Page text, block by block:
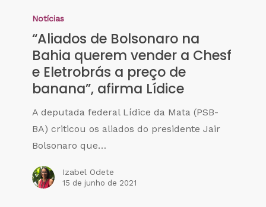
Notícias
“Aliados de Bolsonaro na
Bahia querem vender a Chesf
e Eletrobrás a preço de
banana”, afirma Lídice
A deputada federal Lídice da Mata (PSB-
BA) criticou os aliados do presidente Jair
Bolsonaro que…
Izabel Odete
15 de junho de 2021